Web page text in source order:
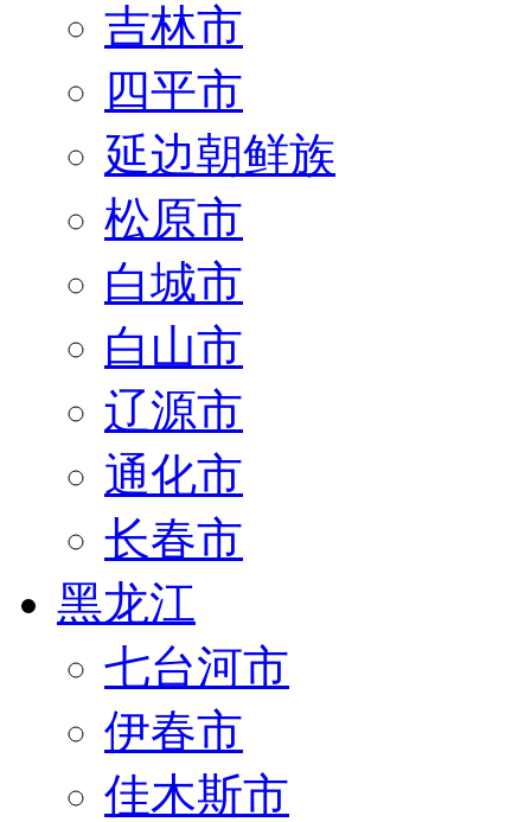
吉林市
四平市
延边朝鲜族
松原市
白城市
白山市
辽源市
通化市
长春市
黑龙江
七台河市
伊春市
佳木斯市